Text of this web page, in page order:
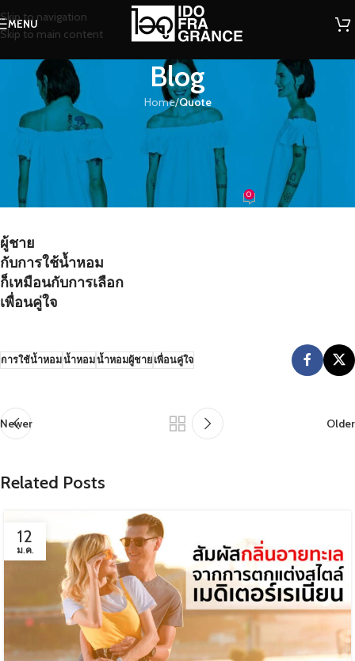
Skip to navigation
Skip to main content
MENU
Blog
Home/Quote
QUOTE
ผู้ชายกับการใช้น้ำหอม ก็เหมือนกับ
การเลือกเพื่อนคู่ใจ
น้องน้ำหอม On 13/06/2016 0
ผู้ชาย
กับการใช้น้ำหอม
ก็เหมือนกับการเลือก
เพื่อนคู่ใจ
การใช้น้ำหอมน้ำหอมน้ำหอมผู้ชายเพื่อนคู่ใจ
Newer Older
Related Posts
12
ม.ค.